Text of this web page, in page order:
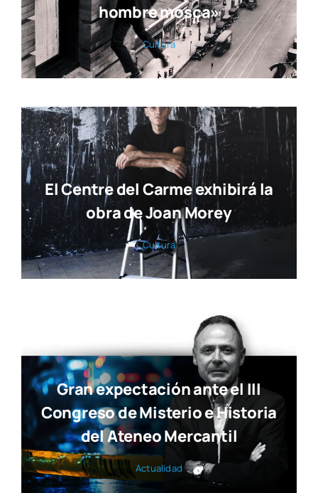
hombre mosca»
Cul­tu­ra
El Centre del Carme exhibirá la
obra de Joan Morey
Cul­tu­ra
Gran expectación ante el III
Congreso de Misterio e Historia
del Ateneo Mercantil
Actua­li­dad